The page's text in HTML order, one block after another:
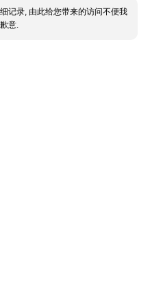
记录, 由此给您带来的访问不便我
意.